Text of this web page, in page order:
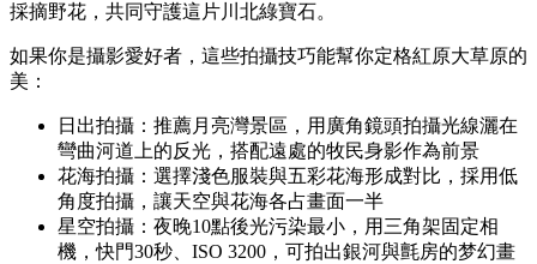
採摘野花，共同守護這片川北綠寶石。
如果你是攝影愛好者，這些拍攝技巧能幫你定格紅原大草原的
美：
日出拍攝：推薦月亮灣景區，用廣角鏡頭拍攝光線灑在
彎曲河道上的反光，搭配遠處的牧民身影作為前景
花海拍攝：選擇淺色服裝與五彩花海形成對比，採用低
角度拍攝，讓天空與花海各占畫面一半
星空拍攝：夜晚10點後光污染最小，用三角架固定相
機，快門30秒、ISO 3200，可拍出銀河與氈房的梦幻畫